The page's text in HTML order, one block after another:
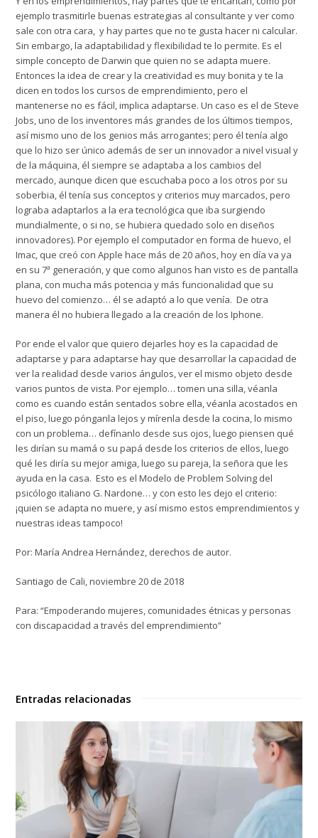
ejemplo trasmitirle buenas estrategias al consultante y ver como
sale con otra cara, y hay partes que no te gusta hacer ni calcular.
Sin embargo, la adaptabilidad yflexibilidad te lo permite. Es el
simple concepto de Darwin que quien no se adapta muere.
Entonces la idea de crear y la creatividad es muy bonita y te la
dicen en todos los cursos de emprendimiento, pero el
mantenerse no es fácil, implica adaptarse. Un caso es el de Steve
Jobs, uno de los inventores más grandes de los últimos tiempos,
así mismo uno de los genios más arrogantes; pero él tenía algo
que lo hizo ser único además de ser un innovador a nivel visual y
de la máquina, él siempre se adaptaba a los cambios del
mercado, aunque dicen que escuchaba poco a los otros por su
soberbia, él tenía sus conceptos y criterios muy marcados, pero
lograba adaptarlos a la era tecnológica que iba surgiendo
mundialmente, o si no, se hubiera quedado solo en diseños
innovadores). Por ejemplo el computador en forma de huevo, el
Imac, que creó con Apple hace más de 20 años, hoy en día va ya
en su 7ª generación, y que como algunos han visto es de pantalla
plana, con mucha más potencia y más funcionalidad que su
huevo del comienzo… él se adaptó a lo que venía. De otra
manera él no hubiera llegado a la creación de los Iphone.
Por ende el valor que quiero dejarles hoy es la capacidad de
adaptarse y para adaptarse hay que desarrollar la capacidad de
ver la realidad desde varios ángulos, ver el mismo objeto desde
varios puntos de vista. Por ejemplo… tomen una silla, véanla
como es cuando están sentados sobre ella, véanla acostados en
el piso, luego pónganla lejos y mírenla desde la cocina, lo mismo
con un problema… defínanlo desde sus ojos, luego piensen qué
les dirían su mamá o su papá desde los criterios de ellos, luego
qué les diría su mejor amiga, luego su pareja, la señora que les
ayuda en la casa. Esto es elModelo de Problem Solving del
psicólogo italiano G. Nardone… y con esto les dejo el criterio:
¡quien se adapta no muere, y así mismo estos emprendimientos y
nuestras ideas tampoco!
Por:María Andrea Hernández, derechos de autor.
Santiago de Cali, noviembre 20 de 2018
Para:“Empoderando mujeres, comunidades étnicas y personas
con discapacidad a través del emprendimiento”
Entradas relacionadas